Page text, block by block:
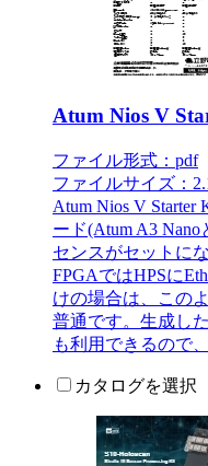
Atum Nios V
ファイル形式：pdf
ファイルサイズ：
Atum Nios V Starter
ード(Atum A3 Nano
センスがセットに
FPGAではHPSに
けの場合は、この
普通です。生成し
も利用できるので
カタログを選択